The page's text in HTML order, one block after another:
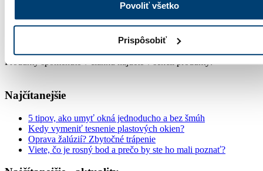
Povoliť všetko
Prispôsobiť
Produkty spomenuté v článku nájdete v sekcii produkty:
Najčítanejšie
5 tipov, ako umyť okná jednoducho a bez šmúh
Kedy vymeniť tesnenie plastových okien?
Oprava žalúzií? Zbytočné trápenie
Viete, čo je rosný bod a prečo by ste ho mali poznať?